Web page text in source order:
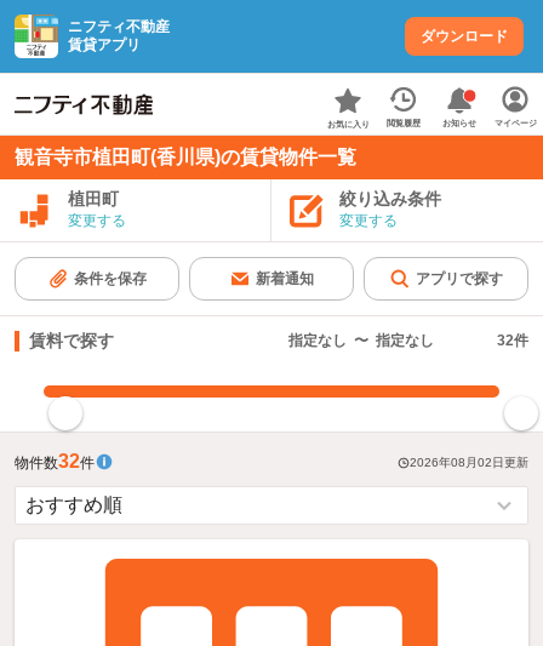
ニフティ不動産
賃貸アプリ
ダウンロード
お気に入り 閲覧履歴 お知らせ マイページ
観音寺市植田町(香川県)の賃貸物件一覧
植田町
変更する
絞り込み条件
変更する
条件を保存 新着通知 アプリで探す
賃料で探す 指定なし 〜 指定なし 32件
物件数32件 2026年08月02日更新